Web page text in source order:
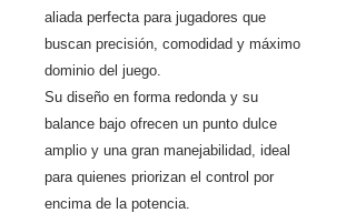
aliada perfecta para jugadores que
buscan precisión, comodidad y máximo
dominio del juego.
Su diseño en forma redonda y su
balance bajo ofrecen un punto dulce
amplio y una gran manejabilidad, ideal
para quienes priorizan el control por
encima de la potencia.